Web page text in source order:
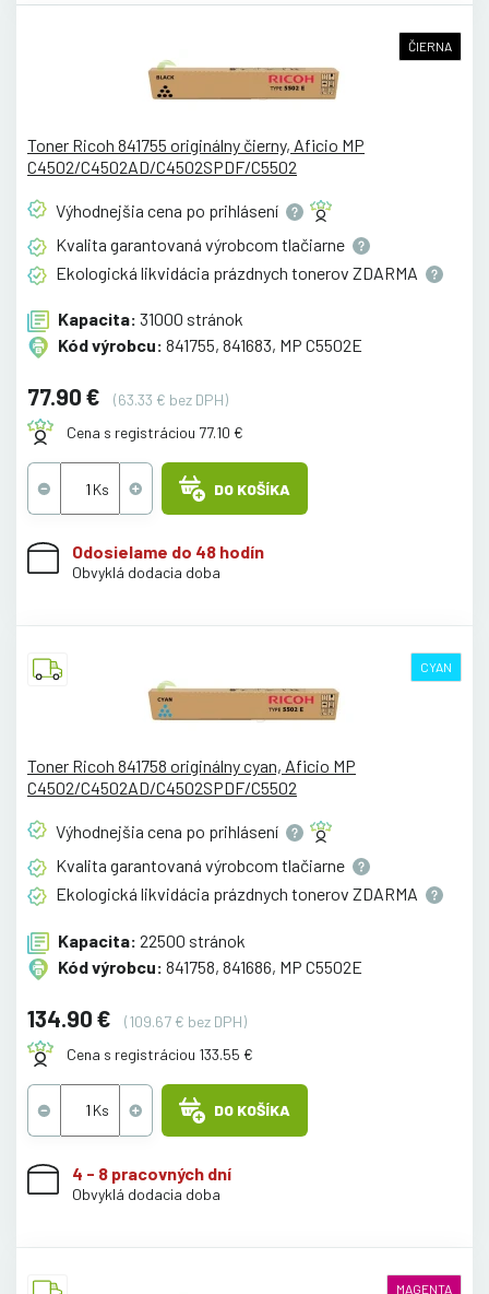
ČIERNA
Toner Ricoh 841755 originálny čierny, Aficio MP
C4502/C4502AD/C4502SPDF/C5502
Výhodnejšia cena po prihlásení
Kvalita garantovaná výrobcom tlačiarne
Ekologická likvidácia prázdnych tonerov ZDARMA
Kapacita: 31000 stránok
Kód výrobcu: 841755, 841683, MP C5502E
77.90 €
(63.33 € bez DPH)
Cena s registráciou 77.10 €
DO KOŠÍKA
Odosielame do 48 hodín
Obvyklá dodacia doba
CYAN
Toner Ricoh 841758 originálny cyan, Aficio MP
C4502/C4502AD/C4502SPDF/C5502
Výhodnejšia cena po prihlásení
Kvalita garantovaná výrobcom tlačiarne
Ekologická likvidácia prázdnych tonerov ZDARMA
Kapacita: 22500 stránok
Kód výrobcu: 841758, 841686, MP C5502E
134.90 €
(109.67 € bez DPH)
Cena s registráciou 133.55 €
DO KOŠÍKA
4 - 8 pracovných dní
Obvyklá dodacia doba
MAGENTA